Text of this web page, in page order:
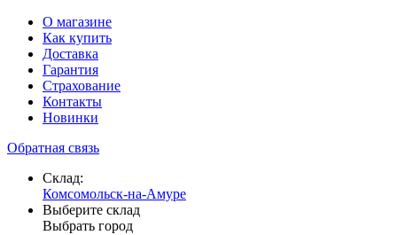
О магазине
Как купить
Доставка
Гарантия
Страхование
Контакты
Новинки
Обратная связь
Склад:
Комсомольск-на-Амуре
Выберите склад
Выбрать город